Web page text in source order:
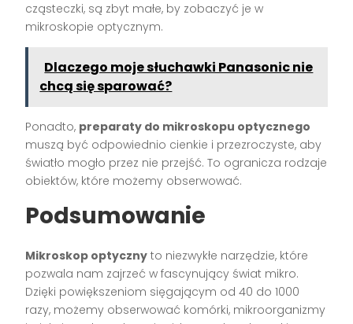
cząsteczki, są zbyt małe, by zobaczyć je w
mikroskopie optycznym.
Dlaczego moje słuchawki Panasonic nie
chcą się sparować?
Ponadto, preparaty do mikroskopu optycznego
muszą być odpowiednio cienkie i przezroczyste, aby
światło mogło przez nie przejść. To ogranicza rodzaje
obiektów, które możemy obserwować.
Podsumowanie
Mikroskop optyczny to niezwykłe narzędzie, które
pozwala nam zajrzeć w fascynujący świat mikro.
Dzięki powiększeniom sięgającym od 40 do 1000
razy, możemy obserwować komórki, mikroorganizmy